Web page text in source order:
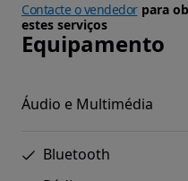
Contacte o vendedorpara
estes serviços
Equipamento
Áudio e Multimédia
Bluetooth